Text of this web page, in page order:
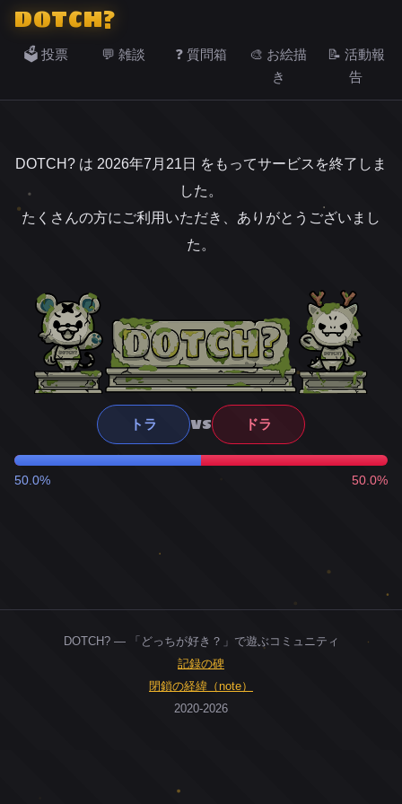
DOTCH?
🗳️ 投票 💬 雑談 ❓ 質問箱
🎨 お絵描
き
📝 活動報
告
DOTCH? は 2026年7月21日 をもってサービスを終了しま
した。
たくさんの方にご利用いただき、ありがとうございまし
た。
トラ VS ドラ
50.0% 50.0%
DOTCH? — 「どっちが好き？」で遊ぶコミュニティ
記録の碑
閉鎖の経緯（note）
2020-2026